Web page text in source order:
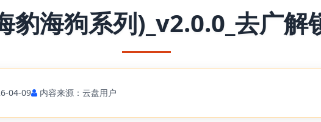
豹海狗系列)_v2.0.0_去广
04-09 内容来源：云盘用户